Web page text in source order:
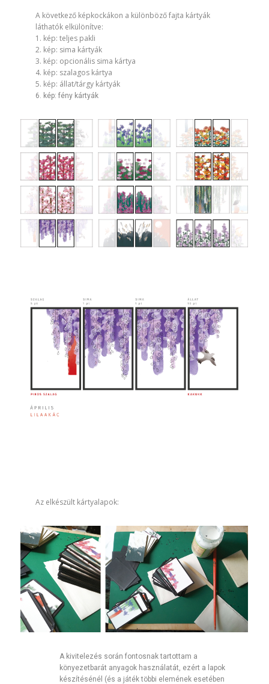
​A következő képkockákon a különböző fajta kártyák
láthatók elkülönítve:
1. kép: teljes pakli
2. kép: sima kártyák
3. kép: opcionális sima kártya
4. kép: szalagos kártya
5. kép: állat/tárgy kártyák
6. kép: fény kártyák
​​Az elkészült kártyalapok:
A kivitelezés során fontosnak tartottam a
könyezetbarát anyagok használatát, ezért a lapok
készítésénél (és a játék többi elemének esetében